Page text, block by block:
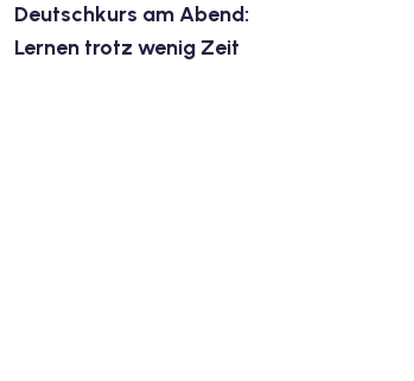
Deutschkurs am Abend:
Lernen trotz wenig Zeit